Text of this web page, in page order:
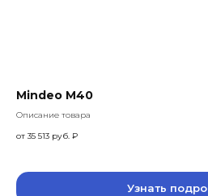
Mindeo M40
Описание товара
от 35 513 руб. ₽
Узнать